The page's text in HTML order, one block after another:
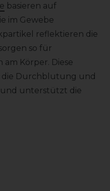
basieren auf
im Gewebe
reflektieren die
so für
Körper. Diese
die Durchblutung und
und unterstützt die